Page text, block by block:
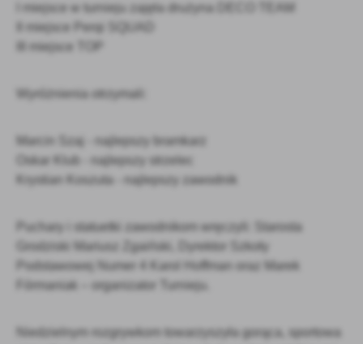
I miejsce w turnieju zajęła drużyna DECO TEAM
II miejsce Perqi SQUAD
III miejsce TOP
Wyróżnienia otrzymali:
Marcin Szaj - najlepszy bramkarz
Oskar Klub - najlepszy strzelec
Krystian Koszuta - najlepszy zawodnik
Puchary i statuetki zawodnikom wręczyli: Starosta
Grodziski Mariusz Zgaiński, Dyrektor Szkoły
Podstawowej Numer 4 Karol Hoffman oraz Marek
Fórmaniak – organizator Turnieju.
Niedzielnym rozgrywkom towarzyszyła gorąca, sportowa